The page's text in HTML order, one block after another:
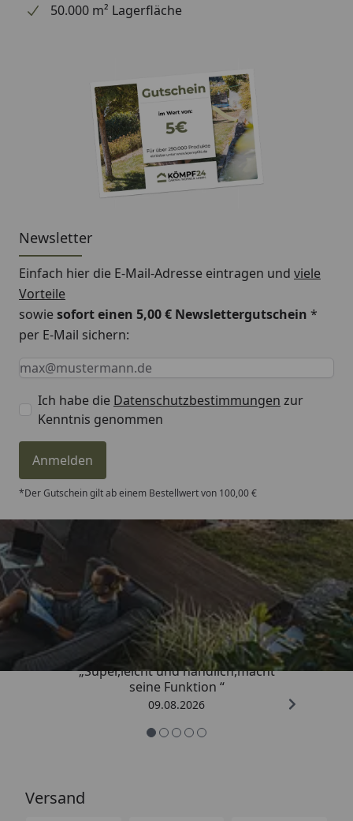
50.000 m² Lagerfläche
Newsletter
Einfach hier die E-Mail-Adresse eintragen und viele
Vorteile
sowiesofort einen 5,00 € Newslettergutschein *
per E-Mail sichern:
Keine Eingabe erforderlich
Eingabe erforderlich
E-Mail *
Ich habe die Datenschutzbestimmungen zur
Kenntnis genommen
Anmelden
*Der Gutschein gilt ab einem Bestellwert von 100,00 €
Trusted Shops
4,81/ 5
„Super,leicht und handlich,macht
seine Funktion “
09.08.2026
Versand